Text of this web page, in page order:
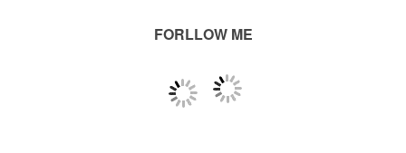
FORLLOW ME